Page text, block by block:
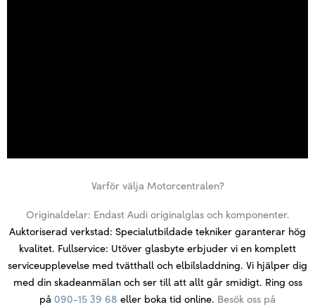
Varför välja Motorcentralen?
Originaldelar: Endast Audi originalglas och komponenter.
Auktoriserad verkstad: Specialutbildade tekniker garanterar hög
kvalitet. Fullservice: Utöver glasbyte erbjuder vi en komplett
serviceupplevelse med tvätthall och elbilsladdning. Vi hjälper dig
med din skadeanmälan och ser till att allt går smidigt. Ring oss
på 090-15 39 68 eller boka tid online. Besök oss på